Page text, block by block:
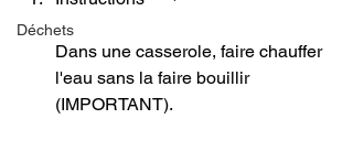
Déchets
Dans une casserole, faire chauffer
l'eau sans la faire bouillir
(IMPORTANT).